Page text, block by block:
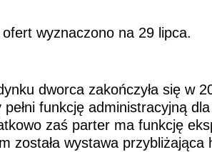
ofert wyznaczono na 29 lipca.
dworca zakończyła się w
pełni funkcję administracyjną
zaś parter ma funkcję
została wystawa przybliżająca